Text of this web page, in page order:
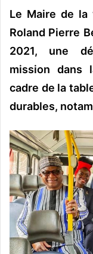
r
e
l
Le Maire de la
Roland Pierre
2021, une
mission dans
cadre de la
durables,